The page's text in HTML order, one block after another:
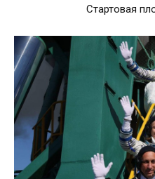
Стартовая